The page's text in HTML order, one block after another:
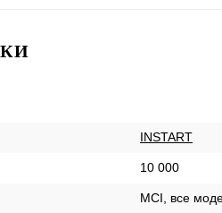
INSTART
10 000
MCI, все